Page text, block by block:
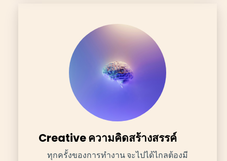
Creative ความคิดสร้างสรรค์
ทุกครั้งของการทำงาน จะไปได้ไกลต้องมี